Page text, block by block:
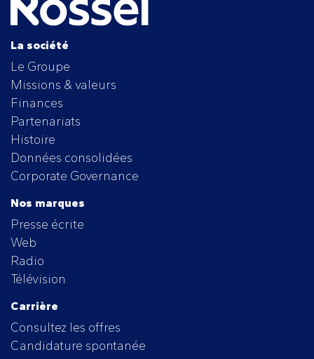
La société
Le Groupe
Missions & valeurs
Finances
Partenariats
Histoire
Données consolidées
Corporate Governance
Nos marques
Presse écrite
Web
Radio
Télévision
Carrière
Consultez les offres
Candidature spontanée